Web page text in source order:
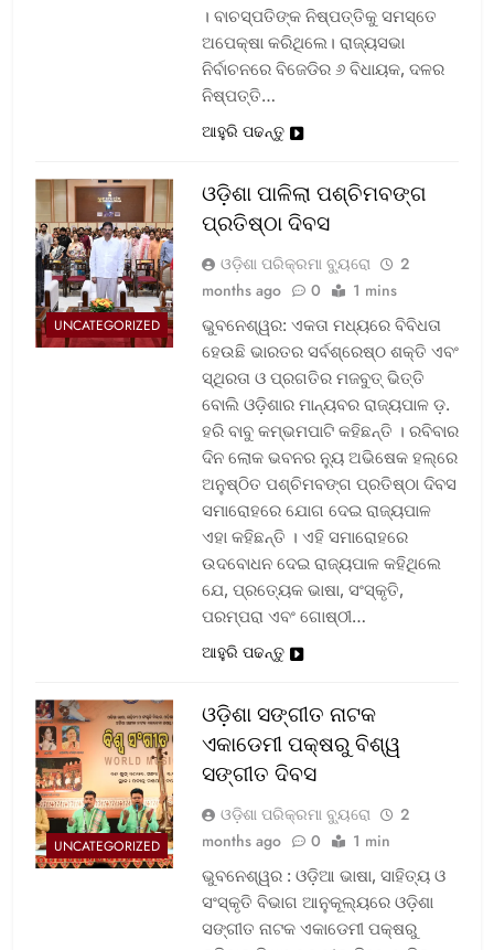
। ବାଚସ୍ପତିଙ୍କ ନିଷ୍ପତ୍ତିକୁ ସମସ୍ତେ
ଅପେକ୍ଷା କରିଥିଲେ। ରାଜ୍ୟସଭା
ନିର୍ବାଚନରେ ବିଜେଡିର ୬ ବିଧାୟକ, ଦଳର
ନିଷ୍ପତ୍ତି…
ଆହୁରି ପଢନ୍ତୁ
UNCATEGORIZED
ଓଡ଼ିଶା ପାଳିଲା ପଶ୍ଚିମବଙ୍ଗ
ପ୍ରତିଷ୍ଠା ଦିବସ
ଓଡ଼ିଶା ପରିକ୍ରମା ବ୍ୟୁରୋ
2
months ago
0 1 mins
ଭୁବନେଶ୍ୱର: ଏକତା ମଧ୍ୟରେ ବିବିଧତା
ହେଉଛି ଭାରତର ସର୍ବଶ୍ରେଷ୍ଠ ଶକ୍ତି ଏବଂ
ସ୍ଥିରତା ଓ ପ୍ରଗତିର ମଜବୁତ୍ ଭିତ୍ତି
ବୋଲି ଓଡ଼ିଶାର ମାନ୍ୟବର ରାଜ୍ୟପାଳ ଡ଼.
ହରି ବାବୁ କମ୍ଭମପାଟି କହିଛନ୍ତି । ରବିବାର
ଦିନ ଲୋକ ଭବନର ନ୍ୟୁ ଅଭିଷେକ ହଲ୍‌ରେ
ଅନୁଷ୍ଠିତ ପଶ୍ଚିମବଙ୍ଗ ପ୍ରତିଷ୍ଠା ଦିବସ
ସମାରୋହରେ ଯୋଗ ଦେଇ ରାଜ୍ୟପାଳ
ଏହା କହିଛନ୍ତି । ଏହି ସମାରୋହରେ
ଉଦବୋଧନ ଦେଇ ରାଜ୍ୟପାଳ କହିଥିଲେ
ଯେ, ପ୍ରତ୍ୟେକ ଭାଷା, ସଂସ୍କୃତି,
ପରମ୍ପରା ଏବଂ ଗୋଷ୍ଠୀ…
ଆହୁରି ପଢନ୍ତୁ
UNCATEGORIZED
ଓଡ଼ିଶା ସଙ୍ଗୀତ ନାଟକ
ଏକାଡେମୀ ପକ୍ଷରୁ ବିଶ୍ୱ
ସଙ୍ଗୀତ ଦିବସ
ଓଡ଼ିଶା ପରିକ୍ରମା ବ୍ୟୁରୋ
2
months ago
0 1 min
ଭୁବନେଶ୍ୱର : ଓଡ଼ିଆ ଭାଷା, ସାହିତ୍ୟ ଓ
ସଂସ୍କୃତି ବିଭାଗ ଆନୁକୂଲ୍ୟରେ ଓଡ଼ିଶା
ସଙ୍ଗୀତ ନାଟକ ଏକାଡେମୀ ପକ୍ଷରୁ